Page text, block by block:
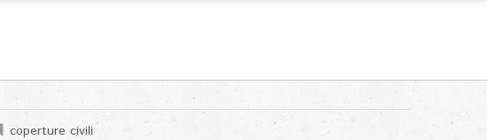
coperture civili